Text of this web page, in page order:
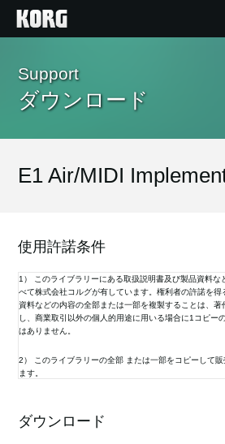
Home
Import Products
Support
Store Locator
News
Support
ダウンロード
E1 Air/MIDI
使用許諾条件
1） このライブラリーにある取扱説明書及び製品資料
べて株式会社コルグが有しています。権利者の許諾を
資料などの内容の全部または一部を複製することは、
し、商業取引以外の個人的用途に用いる場合に1コピー
はありません。
2） このライブラリーの全部 または一部をコピーして
ます。
の資料であり、製品のご使用者を読者として想定してお
している取扱説明書について、購入されたお客様以外か
ダウンロード